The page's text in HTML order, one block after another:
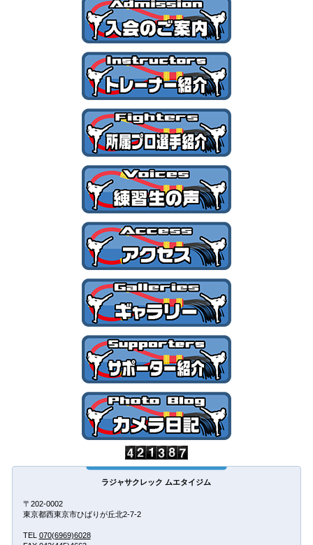
ラジャサクレック ムエタイジム
〒202-0002
東京都西東京市ひばりが丘北2-7-2
TEL 070(6969)6028